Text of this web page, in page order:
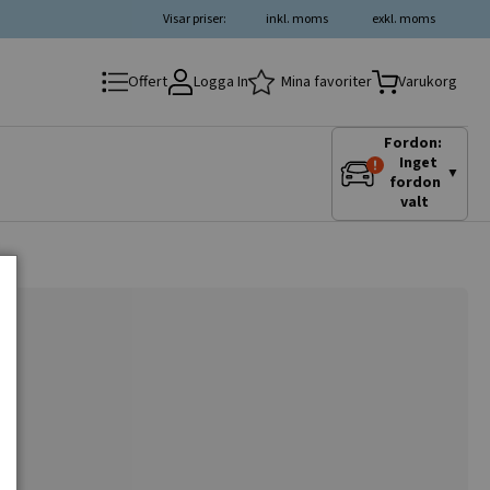
exkl. moms
inkl. moms
Visar priser:
Offert Logga In Mina favoriter Varukorg
Fordon:
Inget
fordon
valt
▼